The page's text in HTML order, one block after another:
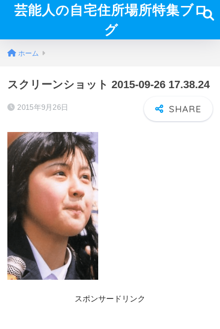
芸能人の自宅住所場所特集ブロ
グ
ホーム
スクリーンショット 2015-09-26 17.38.24
2015年9月26日
スポンサードリンク